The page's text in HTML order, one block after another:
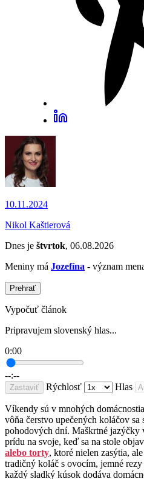
10.11.2024
Nikol Kaštierová
Dnes je štvrtok, 06.08.2026
Meniny má Jozefína - význam
Prehrať
Vypočuť článok
Pripravujem slovenský hlas...
0:00
--:--
Zastaviť Rýchlosť Hlas
Víkendy sú v mnohých
vôňa čerstvo upečených koláčov
pohodových dní. Maškrtné jazýčky
prídu na svoje, keď sa na stole
alebo torty, ktoré nielen zasýtia,
tradičný koláč s ovocím, jemné
každý sladký kúsok dodáva